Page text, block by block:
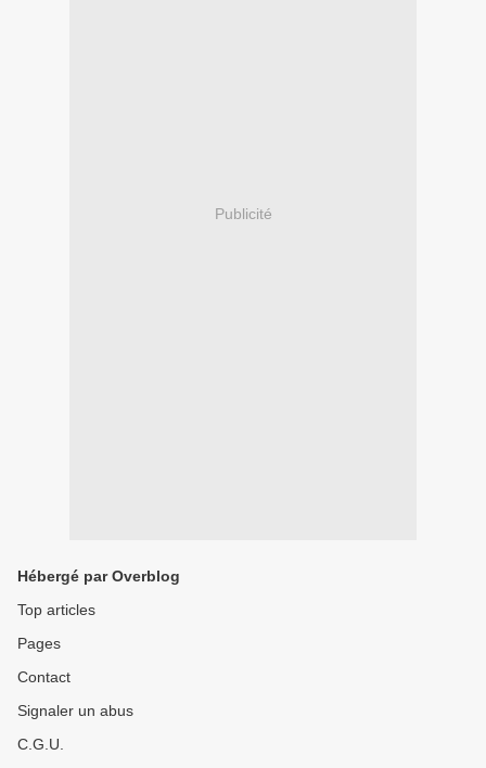
Publicité
Hébergé par Overblog
Top articles
Pages
Contact
Signaler un abus
C.G.U.